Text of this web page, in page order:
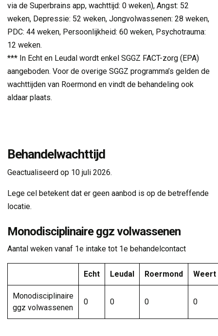
via de Superbrains app, wachttijd: 0 weken), Angst: 52
weken, Depressie: 52 weken, Jongvolwassenen: 28 weken,
PDC: 44 weken, Persoonlijkheid: 60 weken, Psychotrauma:
12 weken.
*** In Echt en Leudal wordt enkel SGGZ FACT-zorg (EPA)
aangeboden. Voor de overige SGGZ programma’s gelden de
wachttijden van Roermond en vindt de behandeling ook
aldaar plaats.
Behandelwachttijd
Geactualiseerd op 10 juli 2026.
Lege cel betekent dat er geen aanbod is op de betreffende
locatie.
Monodisciplinaire ggz volwassenen
Aantal weken vanaf 1e intake tot 1e behandelcontact
Echt Leudal Roermond Weert
Monodisciplinaire
ggz volwassenen
0 0 0 0